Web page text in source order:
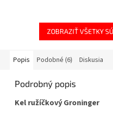
ZOBRAZIŤ VŠETKY
Popis Podobné (6) Diskusia
Podrobný popis
Kel ružíčkový Groninger